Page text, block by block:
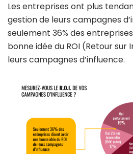
Les entreprises ont plus
gestion de leurs campagnes
seulement 36% des
bonne idée du ROI (Retour
leurs campagnes d’influence.